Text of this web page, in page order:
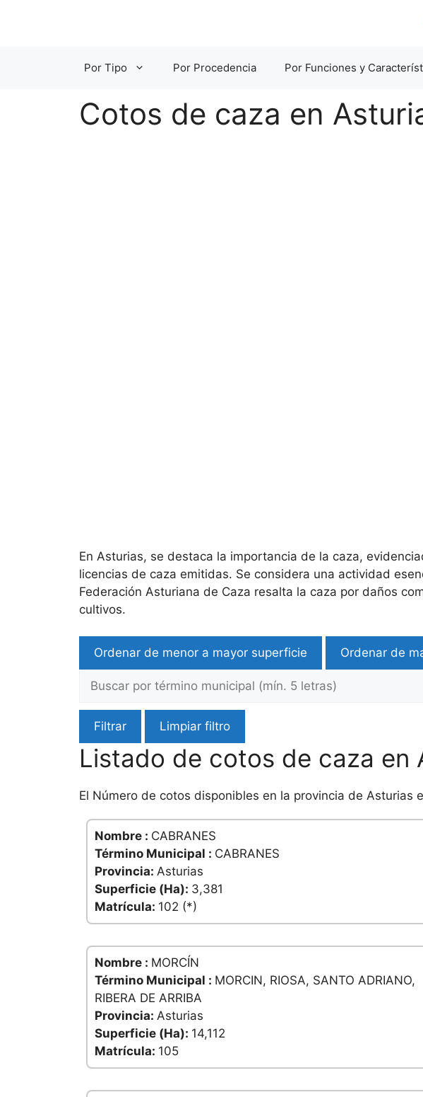
Por Tipo Por Procedencia Por Funciones y
Cotos de caza en
En Asturias, se destaca la importancia de la caza,
licencias de caza emitidas. Se considera una actividad
Federación Asturiana de Caza resalta la caza por daños
cultivos.
Ordenar de menor a mayor superficie Ordenar de
Filtrar Limpiar filtro
Listado de cotos de caza en
El Número de cotos disponibles en la provincia de Asturias
Nombre : CABRANES
Término Municipal : CABRANES
Provincia: Asturias
Superficie (Ha): 3,381
Matrícula: 102 (*)
Nombre : MORCÍN
Término Municipal : MORCIN, RIOSA, SANTO ADRIANO,
RIBERA DE ARRIBA
Provincia: Asturias
Superficie (Ha): 14,112
Matrícula: 105